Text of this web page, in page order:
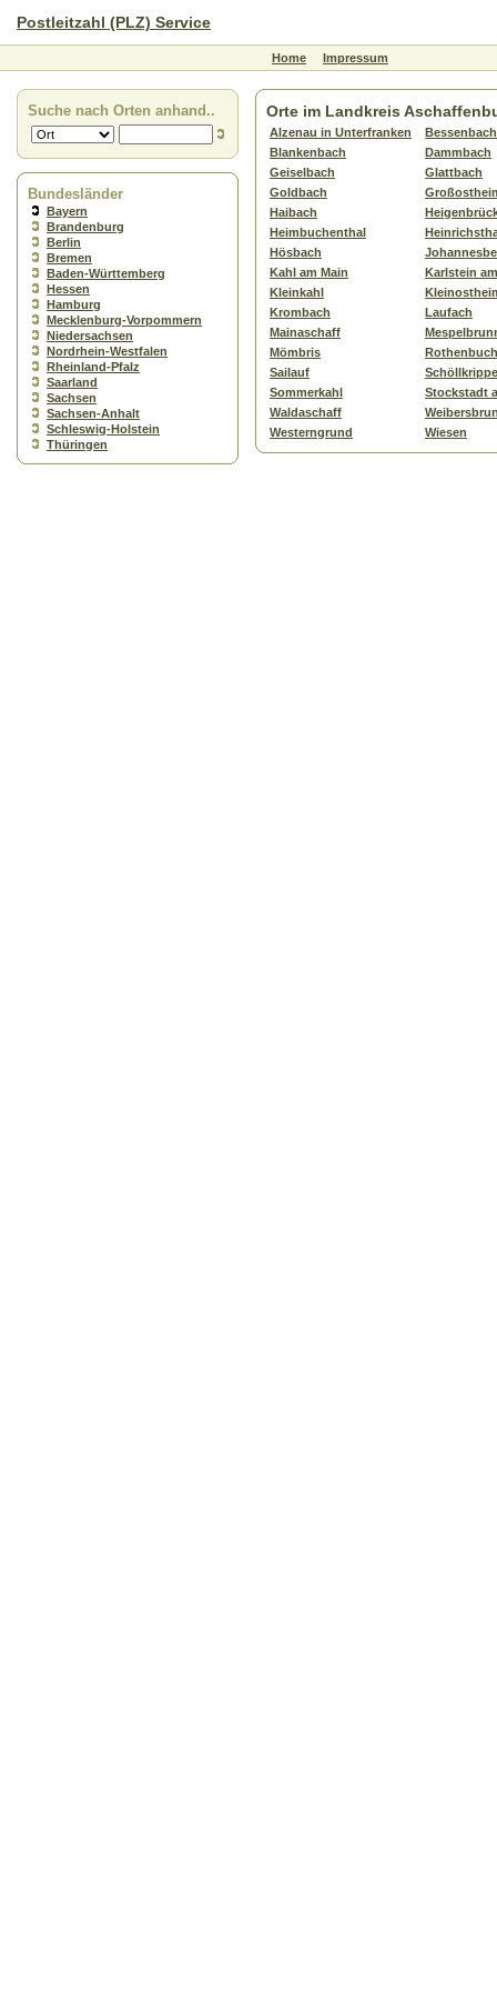
Postleitzahl (PLZ) Service
Home Impressum
Suche nach Orten anhand..
Bundesländer
Bayern
Brandenburg
Berlin
Bremen
Baden-Württemberg
Hessen
Hamburg
Mecklenburg-Vorpommern
Niedersachsen
Nordrhein-Westfalen
Rheinland-Pfalz
Saarland
Sachsen
Sachsen-Anhalt
Schleswig-Holstein
Thüringen
Orte im Landkreis
Alzenau in Unterfranken
Bessenbach
Blankenbach
Dammbach
Geiselbach
Glattbach
Goldbach
Haibach
Heimbuchenthal
Hösbach
Kahl am Main
Karlstein
Kleinkahl
Krombach
Laufach
Mainaschaff
Mömbris
Rothenbuch
Sailauf
Sommerkahl
Stockstadt
Waldaschaff
Westerngrund
Wiesen